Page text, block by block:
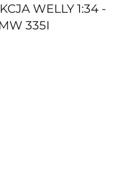
WELLY 1:34 -
335I